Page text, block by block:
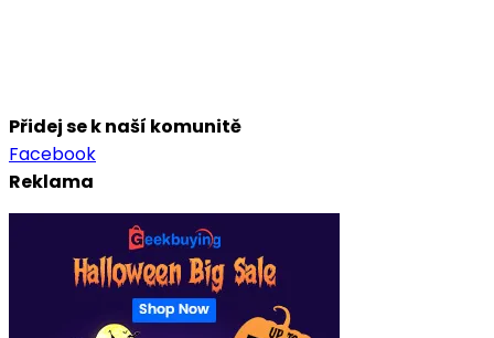
Přidej se k naší komunitě
Facebook
Reklama